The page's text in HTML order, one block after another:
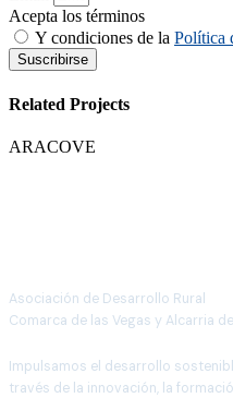
Acepta los términos
Y condiciones de la Política
Suscribirse
Related Projects
ARACOVE
Asociación de Desarrollo Rural
Comarca de las Vegas y Alcarria
Impulsamos el desarrollo
través de la innovación, la